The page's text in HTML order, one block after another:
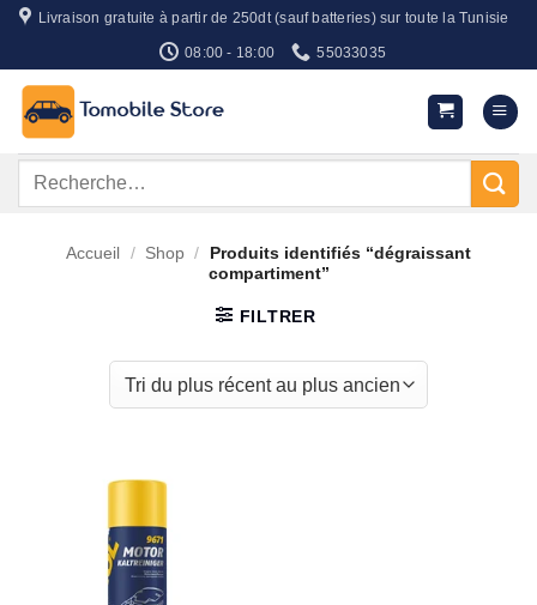
Passer
contenu
Livraison gratuite à partir de 250dt (sauf batteries) sur toute la Tunisie
08:00 - 18:00 55033035
Recherche
Accueil / Shop /
Produits identifiés “dégraissant
compartiment”
FILTRER